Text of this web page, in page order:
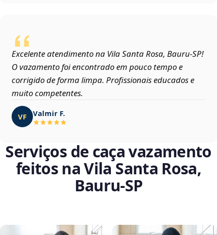
Excelente atendimento na Vila Santa Rosa, Bauru‑SP!
O vazamento foi encontrado em pouco tempo e
corrigido de forma limpa. Profissionais educados e
muito competentes.
VF Valmir F.
Serviços de caça vazamento
feitos na Vila Santa Rosa,
Bauru‑SP